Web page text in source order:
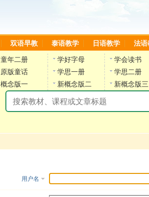
双语早教 泰语教学 日语教学 法语
童年二册 学好字母
学会读书
原版童话 学思一册
学思二册
概念版一 新概念版二 新概念版三
用户名